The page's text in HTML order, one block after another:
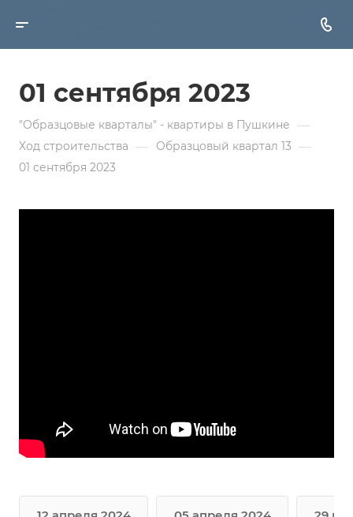
01 сентября 2023
"Образцовые кварталы" - квартиры в Пушкине —
Ход строительства — Образцовый квартал 13 —
01 сентября 2023